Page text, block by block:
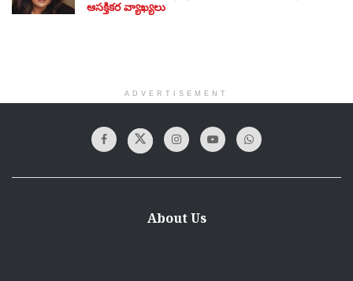
ఆసక్తికర వ్యాఖ్యలు
ADVERTISEMENT
About Us